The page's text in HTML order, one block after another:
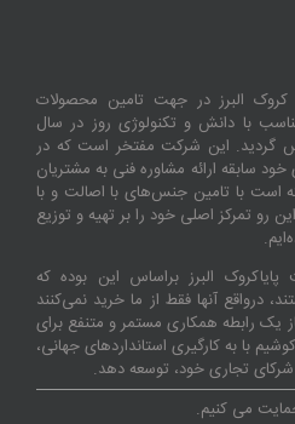
کروک البرز در جهت تامین محصولات
با دانش و تکنولوژی روز در سال
گردید. این شرکت مفتخر است که در
خود سابقه ارائه مشاوره فنی به مشتریان
است با تامین جنس‌های با اصالت و با
رو تمرکز اصلی خود را بر تهیه و توزیع
البرز براساس این بوده که
درواقع آنها فقط از ما خرید نمی‌کنند
یک رابطه همکاری مستمر و متنفع برای
با به کارگیری استانداردهای جهانی،
تجاری خود، توسعه دهد.
می کنیم.